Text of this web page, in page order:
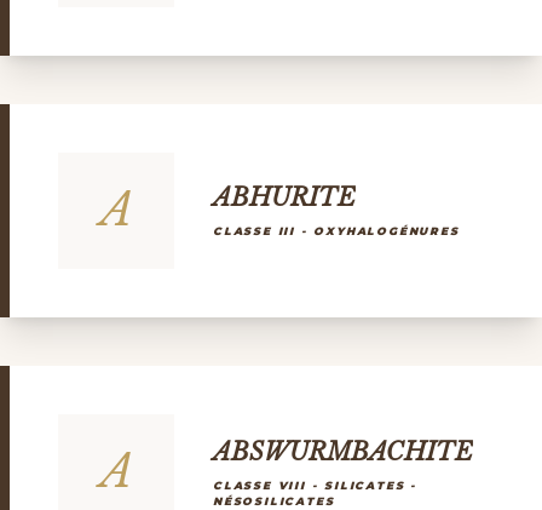
A ABHURITE
CLASSE III - OXYHALOGÉNURES
A ABSWURMBACHITE
CLASSE VIII - SILICATES -
NÉSOSILICATES